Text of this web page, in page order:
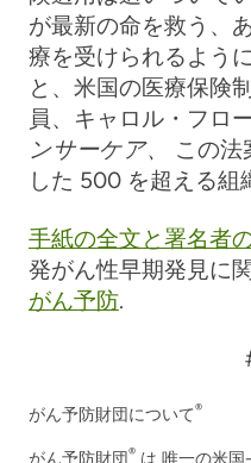
が最新の命を救う、
療を受けられるよう
と、米国の医療保険
員、キャロル・フロ
ンサーケア、 この法
した 500 を超える組
手紙の全文と署名者
発がん性早期発見に
がん予防.
がん予防財団について®
がん予防財団®は 唯一の米国